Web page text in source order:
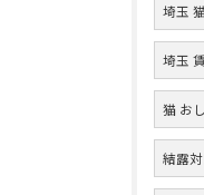
埼玉
埼玉
猫 お
結露